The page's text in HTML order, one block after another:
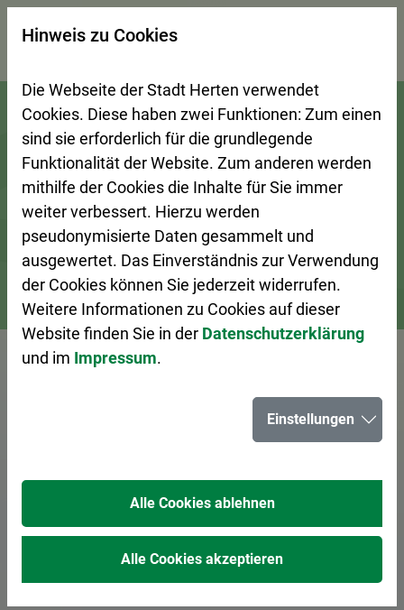
Zur Startseite (Schnelltaste 0)
Zum Seitenanfang springen (Schnelltaste A)
Zur Navigation/Menü springen (Schnelltaste M)
Zur Suche springen (Schnelltaste 8)
Zum Inhalt springen (Schnelltaste I)
Zum Fußbereich springen (Schnelltaste Z)
Bürgerservice Ansprechpersonen A–Z
Vorlesen
02366 303-297
Jugendberatung BackUp
Suchseite mit Schnellsuche
Hinweis zu Cookies
Die Webseite der Stadt Herten verwendet
Cookies. Diese haben zwei Funktionen: Zum einen
sind sie erforderlich für die grundlegende
Funktionalität der Website. Zum anderen werden
mithilfe der Cookies die Inhalte für Sie immer
weiter verbessert. Hierzu werden
pseudonymisierte Daten gesammelt und
ausgewertet. Das Einverständnis zur Verwendung
der Cookies können Sie jederzeit widerrufen.
Weitere Informationen zu Cookies auf dieser
Website finden Sie in der Datenschutzerklärung
und im Impressum.
Einstellungen
Alle Cookies ablehnen
Alle Cookies akzeptieren